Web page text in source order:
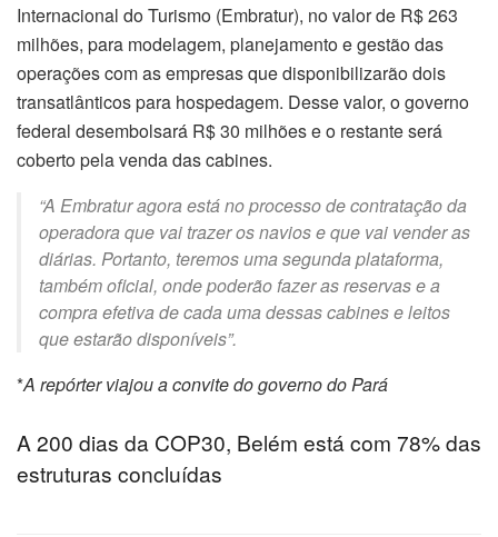
Internacional do Turismo (Embratur), no valor de R$ 263
milhões, para modelagem, planejamento e gestão das
operações com as empresas que disponibilizarão dois
transatlânticos para hospedagem. Desse valor, o governo
federal desembolsará R$ 30 milhões e o restante será
coberto pela venda das cabines.
“A Embratur agora está no processo de contratação da
operadora que vai trazer os navios e que vai vender as
diárias. Portanto, teremos uma segunda plataforma,
também oficial, onde poderão fazer as reservas e a
compra efetiva de cada uma dessas cabines e leitos
que estarão disponíveis”.
*A repórter viajou a convite do governo do Pará
A 200 dias da COP30, Belém está com 78% das
estruturas concluídas